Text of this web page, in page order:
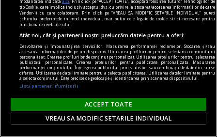
tip Cookie, care implica inclusiv acceptul dvs. cu privire la stocarea/accesarea informatiilor de catre
Vendor-ii cu care colaboram. Prin click pe “VREAU SA MODIFIC SETARILE INDIVIDUAL” puteti
schimba preferintele in mod individual, mai putin cele legate de cookie strict necesare pentru
functionarea website-ului.
Atât noi, cât și partenerii noștri prelucrăm datele pentru a oferi:
Dezvoltarea și îmbunătățirea serviciilor. Măsurarea performanței reclamelor. Stocarea și/sau
accesarea informațiilor de pe un dispozitiv. Utilizarea profilurilor pentru selectarea conținutului
personalizat. Crearea profilurilor de conținut personalizat. Utilizarea profilurilor pentru selectarea
publicității personalizate. Crearea profilurilor pentru publicitate personalizată. Măsurarea
performanței conținutului. Înțelegerea publicului prin statistici sau combinații de date din surse
diferite. Utilizarea de date limitate pentru a selecta publicitatea. Utilizarea datelor limitate pentru
a selecta conținutul. Date precise de geolocație și identificarea prin scanarea dispozitivului.
Listă parteneri (furnizori)
ACCEPT TOATE
VREAU SA MODIFIC SETARILE INDIVIDUAL